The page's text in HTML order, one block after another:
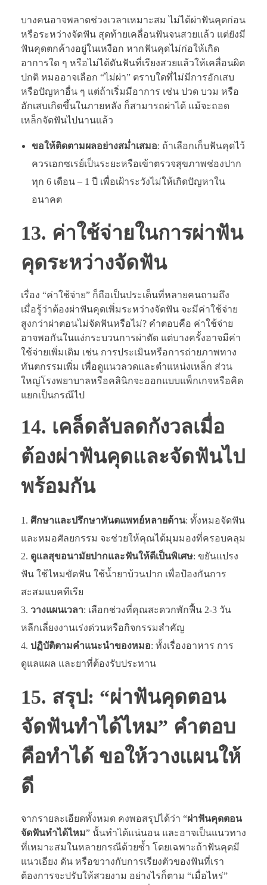
บางคนอาจพลาดช่วงเวลาเหมาะสม ไม่ได้ผ่าฟันคุดก่อน
หรือระหว่างจัดฟัน สุดท้ายเคลื่อนฟันจนสวยแล้ว แต่ยังมี
ฟันคุดตกค้างอยู่ในเหงือก หากฟันคุดไม่ก่อให้เกิด
อาการใด ๆ หรือไม่ได้ดันฟันที่เรียงสวยแล้วให้เคลื่อนผิด
ปกติ หมออาจเลือก “ไม่ผ่า” ตราบใดที่ไม่มีการอักเสบ
หรือปัญหาอื่น ๆ แต่ถ้าเริ่มมีอาการ เช่น ปวด บวม หรือ
อักเสบเกิดขึ้นในภายหลัง ก็สามารถผ่าได้ แม้จะถอด
เหล็กจัดฟันไปนานแล้ว
ขอให้ติดตามผลอย่างสม่ำเสมอ: ถ้าเลือกเก็บฟันคุดไว้
ควรเอกซเรย์เป็นระยะหรือเข้าตรวจสุขภาพช่องปาก
ทุก 6 เดือน – 1 ปี เพื่อเฝ้าระวังไม่ให้เกิดปัญหาใน
อนาคต
13. ค่าใช้จ่ายในการผ่าฟัน
คุดระหว่างจัดฟัน
เรื่อง “ค่าใช้จ่าย” ก็ถือเป็นประเด็นที่หลายคนถามถึง
เมื่อรู้ว่าต้องผ่าฟันคุดเพิ่มระหว่างจัดฟัน จะมีค่าใช้จ่าย
สูงกว่าผ่าตอนไม่จัดฟันหรือไม่? คำตอบคือ ค่าใช้จ่าย
อาจพอกันในแง่กระบวนการผ่าตัด แต่บางครั้งอาจมีค่า
ใช้จ่ายเพิ่มเติม เช่น การประเมินหรือการถ่ายภาพทาง
ทันตกรรมเพิ่ม เพื่อดูแนวลวดและตำแหน่งเหล็ก ส่วน
ใหญ่โรงพยาบาลหรือคลินิกจะออกแบบแพ็กเกจหรือคิด
แยกเป็นกรณีไป
14. เคล็ดลับลดกังวลเมื่อ
ต้องผ่าฟันคุดและจัดฟันไป
พร้อมกัน
ศึกษาและปรึกษาทันตแพทย์หลายด้าน: ทั้งหมอจัดฟัน
และหมอศัลยกรรม จะช่วยให้คุณได้มุมมองที่ครอบคลุม
ดูแลสุขอนามัยปากและฟันให้ดีเป็นพิเศษ: ขยันแปรง
ฟัน ใช้ไหมขัดฟัน ใช้น้ำยาบ้วนปาก เพื่อป้องกันการ
สะสมแบคทีเรีย
วางแผนเวลา: เลือกช่วงที่คุณสะดวกพักฟื้น 2-3 วัน
หลีกเลี่ยงงานเร่งด่วนหรือกิจกรรมสำคัญ
ปฏิบัติตามคำแนะนำของหมอ: ทั้งเรื่องอาหาร การ
ดูแลแผล และยาที่ต้องรับประทาน
15. สรุป: “ผ่าฟันคุดตอน
จัดฟันทำได้ไหม” คำตอบ
คือทำได้ ขอให้วางแผนให้
ดี
จากรายละเอียดทั้งหมด คงพอสรุปได้ว่า “ผ่าฟันคุดตอน
จัดฟันทำได้ไหม” นั้นทำได้แน่นอน และอาจเป็นแนวทาง
ที่เหมาะสมในหลายกรณีด้วยซ้ำ โดยเฉพาะถ้าฟันคุดมี
แนวเอียง ดัน หรือขวางกับการเรียงตัวของฟันที่เรา
ต้องการจะปรับให้สวยงาม อย่างไรก็ตาม “เมื่อไหร่”